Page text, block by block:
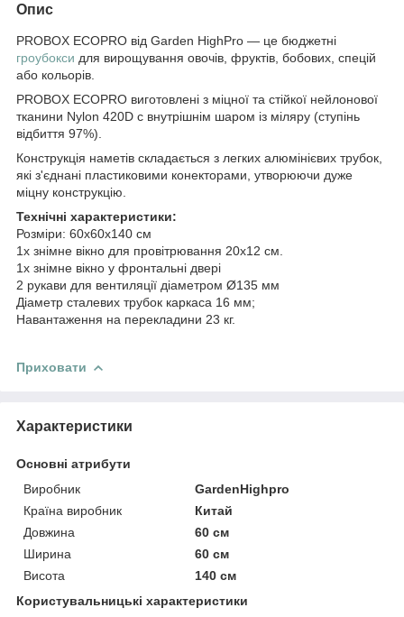
Опис
PROBOX ECOPRO від Garden HighPro — це бюджетні
гроубокси для вирощування овочів, фруктів, бобових, спецій
або кольорів.
PROBOX ECOPRO виготовлені з міцної та стійкої нейлонової
тканини Nylon 420D с внутрішнім шаром із міляру (ступінь
відбиття 97%)
Конструкція наметів складається з легких алюмінієвих трубок,
які з'єднані пластиковими конекторами, утворюючи дуже
міцну конструкцію
Технічні характеристики:
Розміри: 60x60x140 см
1x знімне вікно для провітрювання 20x12 см.
1x знімне вікно у фронтальні двері
2 рукави для вентиляції діаметром Ø135 мм
Діаметр сталевих трубок каркаса 16 мм;
Навантаження на перекладини 23 кг.
Приховати
Характеристики
Основні атрибути
Виробник
GardenHighpro
Країна виробник
Китай
Довжина
60 см
Ширина
60 см
Висота
140 см
Користувальницькі характеристики